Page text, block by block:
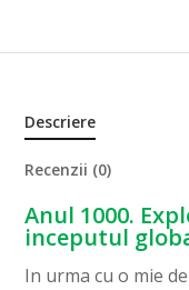
Descriere
Recenzii (0)
Anul 1000.
inceputul
In urma cu o mie